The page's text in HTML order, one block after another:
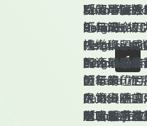
資源學習外
近年來，因
人力資源或
加，似乎
配合政府推
簡單的印尼
尼文與語言
者或雇主有
在第一季的
學習語言之
點，可以
Safari）特
Soto Mie
Bolu Talas
禮。
節目簡介：
快樂學印尼
資源學習外
近年來，因
人力資源或
加，似乎演
配合政府推
功能/特性
JakCard
Flazz
e-Money
發行單位
Bank DKI
BCA 銀行
Ke mana
Pergi去
Pergi ke +
Pergi + 動
「Budaya
「印尼語輕
Permisi,
Permisi,
Permisi,
Di sana.在
Di situ.在
Di sini.在
1